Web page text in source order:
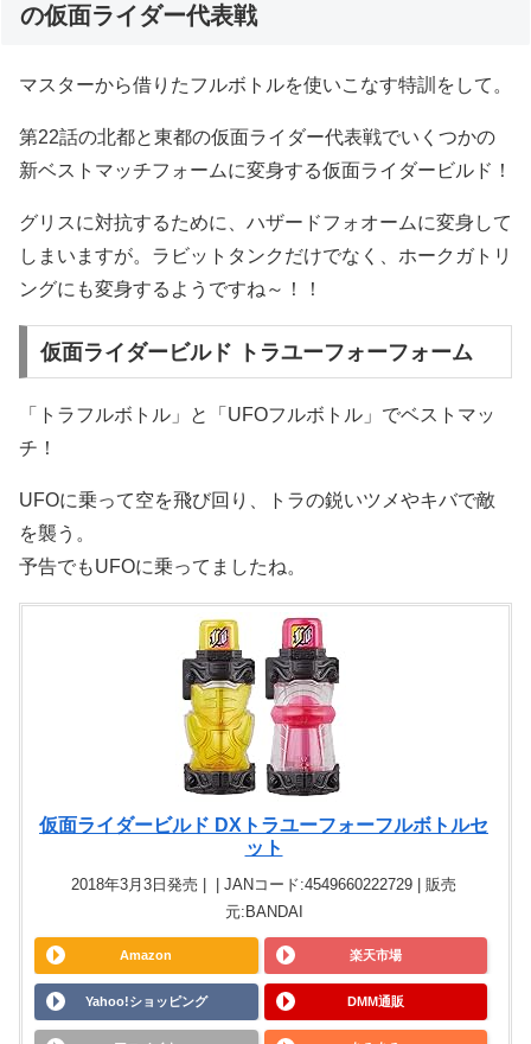
の仮面ライダー代表戦
マスターから借りたフルボトルを使いこなす特訓をして。
第22話の北都と東都の仮面ライダー代表戦でいくつかの
新ベストマッチフォームに変身する仮面ライダービルド！
グリスに対抗するために、ハザードフォオームに変身して
しまいますが。ラビットタンクだけでなく、ホークガトリ
ングにも変身するようですね～！！
仮面ライダービルド トラユーフォーフォーム
「トラフルボトル」と「UFOフルボトル」でベストマッ
チ！
UFOに乗って空を飛び回り、トラの鋭いツメやキバで敵
を襲う。
予告でもUFOに乗ってましたね。
仮面ライダービルド DXトラユーフォーフルボトルセ
ット
2018年3月3日発売 | | JANコード:4549660222729 | 販売
元:BANDAI
Amazon 楽天市場
Yahoo!ショッピング DMM通販